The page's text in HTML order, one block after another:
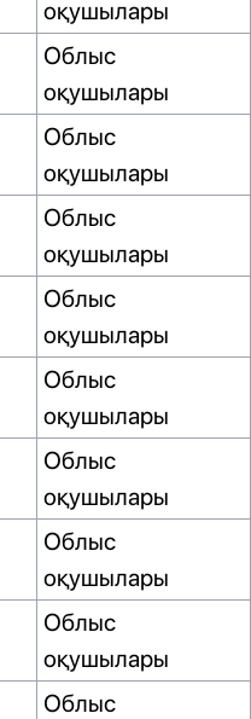
оқушылары
Облыс
оқушылары
Облыс
оқушылары
Облыс
оқушылары
Облыс
оқушылары
Облыс
оқушылары
Облыс
оқушылары
Облыс
оқушылары
Облыс
оқушылары
Облыс